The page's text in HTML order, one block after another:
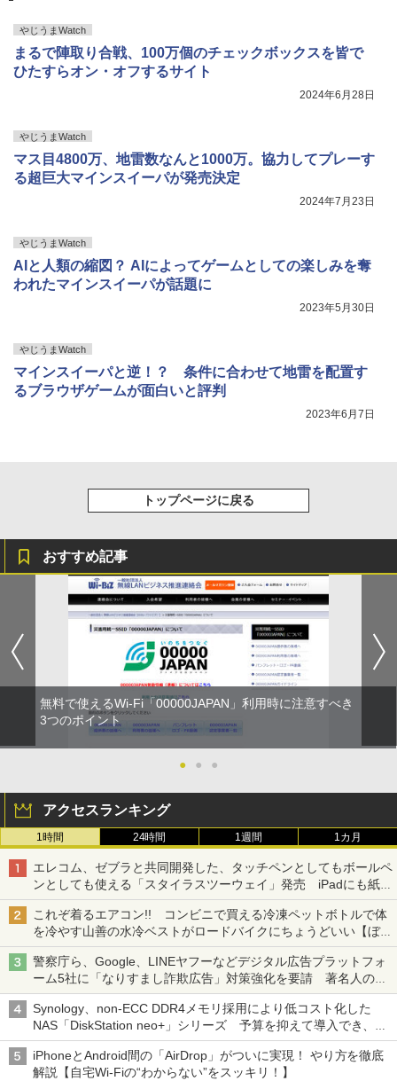
やじうまWatch
まるで陣取り合戦、100万個のチェックボックスを皆で
ひたすらオン・オフするサイト
2024年6月28日
やじうまWatch
マス目4800万、地雷数なんと1000万。協力してプレーす
る超巨大マインスイーパが発売決定
2024年7月23日
やじうまWatch
AIと人類の縮図？ AIによってゲームとしての楽しみを奪
われたマインスイーパが話題に
2023年5月30日
やじうまWatch
マインスイーパと逆！？ 条件に合わせて地雷を配置す
るブラウザゲームが面白いと評判
2023年6月7日
トップページに戻る
おすすめ記事
無料で使えるWi-Fi「00000JAPAN」利用時に注意すべき
3つのポイント
● ● ●
アクセスランキング
1時間 24時間 1週間 1カ月
エレコム、ゼブラと共同開発した、タッチペンとしてもボールペ
ンとしても使える「スタイラスツーウェイ」発売 iPadにも紙に
も、持ち替えずに書き込める
これぞ着るエアコン!! コンビニで買える冷凍ペットボトルで体
を冷やす山善の水冷ベストがロードバイクにちょうどいい【ぼっ
ち・ざ・ろーど！その14】【空いた時間でなにしてる？】
警察庁ら、Google、LINEヤフーなどデジタル広告プラットフォ
ーム5社に「なりすまし詐欺広告」対策強化を要請 著名人の写
真や映像を使った投資詐欺などへの対策として
Synology、non-ECC DDR4メモリ採用により低コスト化した
NAS「DiskStation neo+」シリーズ 予算を抑えて導入でき、
ECCメモリへのアップグレードも可能
iPhoneとAndroid間の「AirDrop」がついに実現！ やり方を徹底
解説【自宅Wi-Fiの“わからない”をスッキリ！】